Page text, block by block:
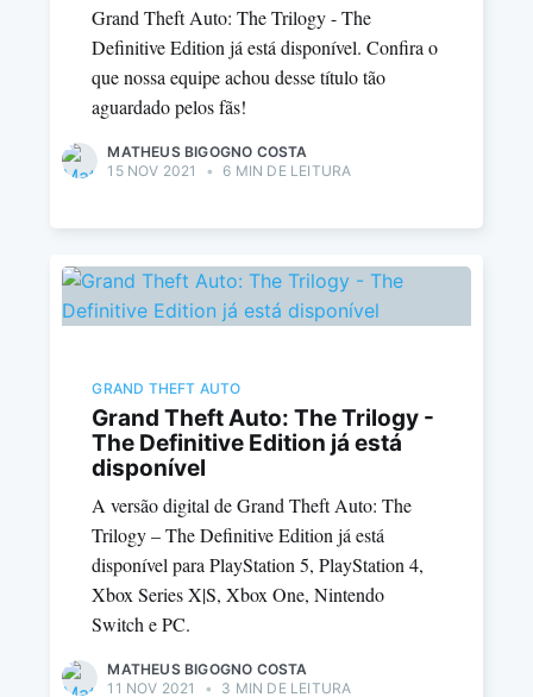
Grand Theft Auto: The Trilogy - The
Definitive Edition já está disponível. Confira o
que nossa equipe achou desse título tão
aguardado pelos fãs!
MATHEUS BIGOGNO COSTA
15 NOV 2021
• 6 MIN DE LEITURA
GRAND THEFT AUTO
Grand Theft Auto: The Trilogy -
The Definitive Edition já está
disponível
A versão digital de Grand Theft Auto: The
Trilogy – The Definitive Edition já está
disponível para PlayStation 5, PlayStation 4,
Xbox Series X|S, Xbox One, Nintendo
Switch e PC.
MATHEUS BIGOGNO COSTA
11 NOV 2021
• 3 MIN DE LEITURA